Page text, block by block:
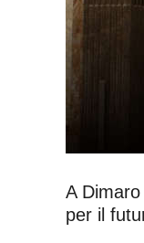
A
per il